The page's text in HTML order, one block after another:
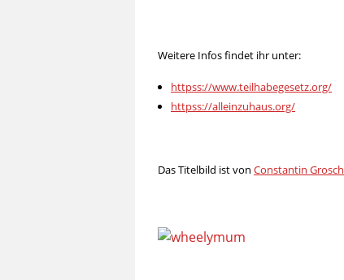
Weitere Infos findet ihr unter:
httpss://www.teilhabegesetz.org/
httpss://alleinzuhaus.org/
Das Titelbild ist von Constantin Grosch